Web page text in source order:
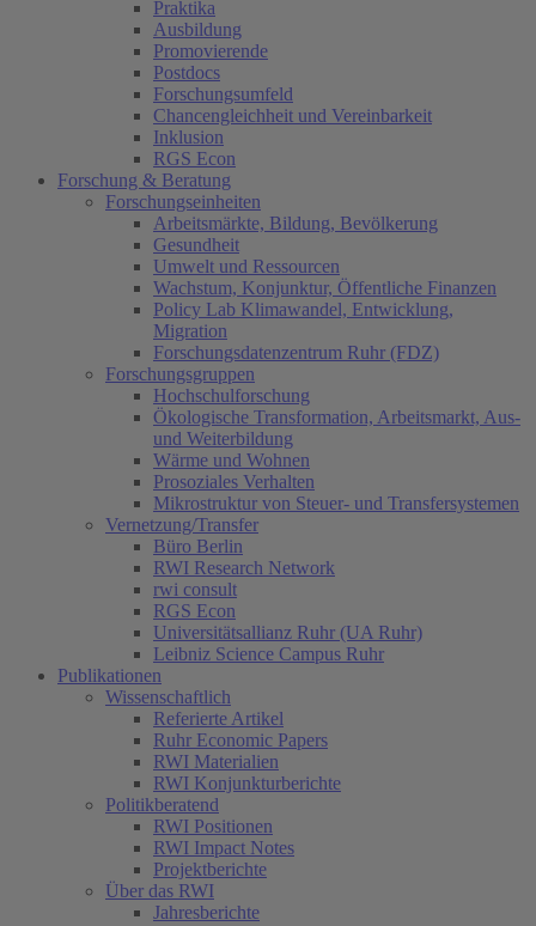
Praktika
Ausbildung
Promovierende
Postdocs
Forschungsumfeld
Chancengleichheit und Vereinbarkeit
Inklusion
RGS Econ
Forschung & Beratung
Forschungseinheiten
Arbeitsmärkte, Bildung, Bevölkerung
Gesundheit
Umwelt und Ressourcen
Wachstum, Konjunktur, Öffentliche Finanzen
Policy Lab Klimawandel, Entwicklung,
Migration
Forschungsdatenzentrum Ruhr (FDZ)
Forschungsgruppen
Hochschulforschung
Ökologische Transformation, Arbeitsmarkt, Aus-
und Weiterbildung
Wärme und Wohnen
Prosoziales Verhalten
Mikrostruktur von Steuer- und Transfersystemen
Vernetzung/Transfer
Büro Berlin
RWI Research Network
rwi consult
RGS Econ
Universitätsallianz Ruhr (UA Ruhr)
Leibniz Science Campus Ruhr
Publikationen
Wissenschaftlich
Referierte Artikel
Ruhr Economic Papers
RWI Materialien
RWI Konjunkturberichte
Politikberatend
RWI Positionen
RWI Impact Notes
Projektberichte
Über das RWI
Jahresberichte